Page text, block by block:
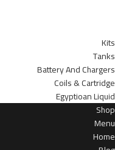
Kits
Tanks
Battery And Chargers
Coils & Cartridge
Egyptioan Liquid
Shop
Menu
Home